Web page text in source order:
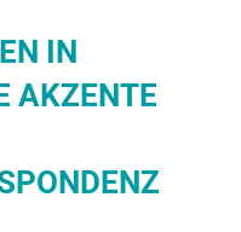
IN
AKZENTE